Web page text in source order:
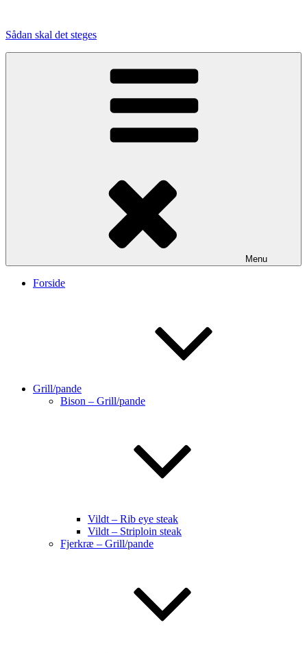
indhold
Sådan skal det steges
Menu
Forside
Grill/pande
Bison – Grill/pande
Vildt – Rib eye steak
Vildt – Striploin steak
Fjerkræ – Grill/pande